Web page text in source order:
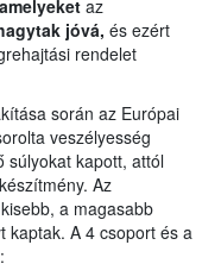
az
jóvá, és ezért
rendelet
során az Európai
veszélyesség
súlyokat kapott, attól
Az
a magasabb
kaptak. A 4 csoport és a